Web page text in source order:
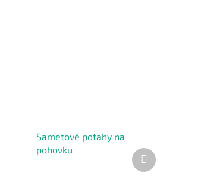
Sametové potahy na
pohovku
Další
produkt